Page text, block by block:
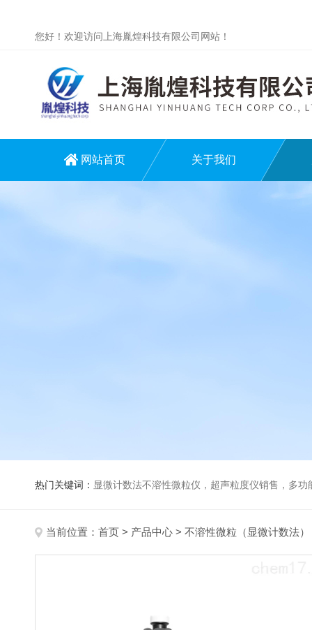
您好！欢迎访问上海胤煌科技有限公司网站！
网站首页 关于我们
热门关键词： 显微计数法不溶性微粒仪，超声粒度仪销售，多功能超声粒度分析仪，粒度及
当前位置： 首页 > 产品中心 > 不溶性微粒（显微计数法）